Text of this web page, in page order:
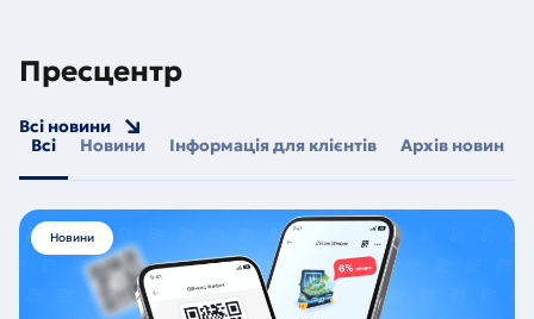
Пресцентр
Всі новини
Всі
Новини Інформація для клієнтів Архів новин
Новини